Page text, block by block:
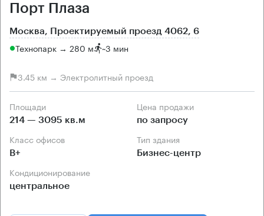
Порт Плаза
Москва, Проектируемый проезд 4062, 6
Технопарк → 280 м ~3 мин
3.45 км → Электролитный проезд
Площади
214 — 3095 кв.м
Цена продажи
по запросу
Класс офисов
B+
Тип здания
Бизнес-центр
Кондиционирование
центральное